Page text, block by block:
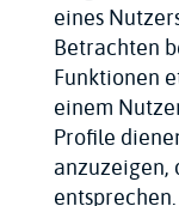
eines
Betrachten
Funktionen
einem
Profile
anzuzeigen,